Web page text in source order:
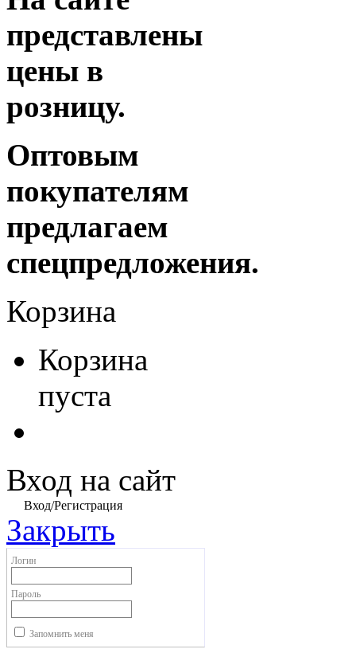
представлены
цены в
розницу.
Оптовым
покупателям
предлагаем
спецпредложения.
Корзина
Корзина
пуста
Вход на сайт
Вход/Регистрация
Закрыть
Логин
Пароль
Запомнить меня